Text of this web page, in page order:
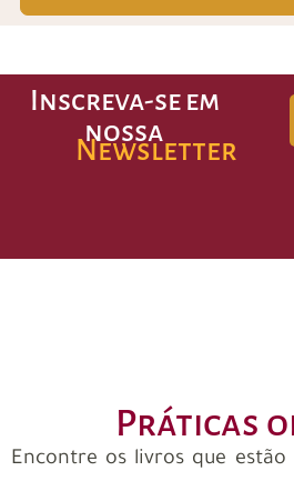
Inscreva-se em
nossa
Newsletter
Práticas
Encontre os livros que estão